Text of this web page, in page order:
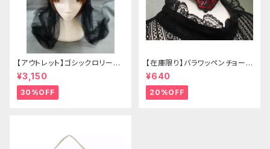
【アウトレット】ゴシックロリータ
ゴールドクラウン＆ホーン(ヴェ
ール付き)
¥3,150
30%OFF
【在庫限り】バラワッペンチョーカ
ー
¥640
20%OFF